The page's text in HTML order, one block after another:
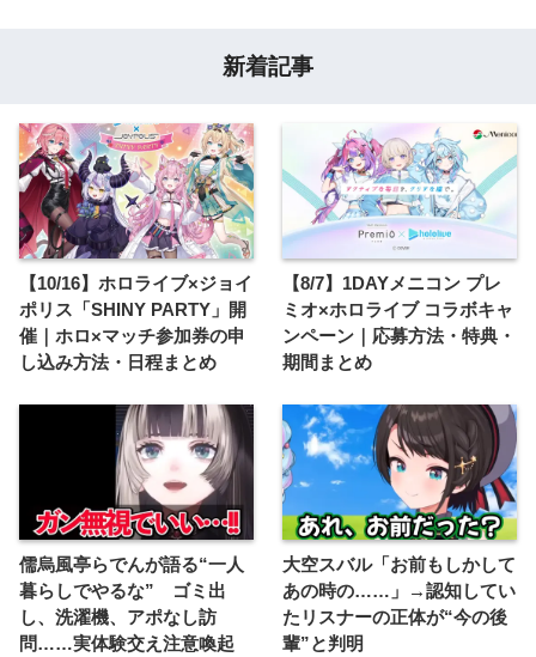
新着記事
【10/16】ホロライブ×ジョイ
ポリス「SHINY PARTY」開
催｜ホロ×マッチ参加券の申
し込み方法・日程まとめ
【8/7】1DAYメニコン プレ
ミオ×ホロライブ コラボキャ
ンペーン｜応募方法・特典・
期間まとめ
儒烏風亭らでんが語る“一人
暮らしでやるな” ゴミ出
し、洗濯機、アポなし訪
問……実体験交え注意喚起
大空スバル「お前もしかして
あの時の……」→認知してい
たリスナーの正体が“今の後
輩”と判明